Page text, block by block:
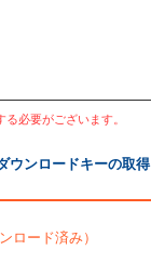
る必要がございます。
ウンロードキーの取得
ロード済み）